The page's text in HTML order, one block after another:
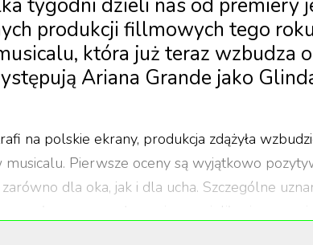
tygodni dzieli nas od premiery
produkcji fillmowych tego
która już teraz wzbudza
Ariana Grande jako
na polskie ekrany, produkcja zdążyła
Pierwsze oceny są wyjątkowo
dla oka, jak i dla ucha. Szczególne
z pełnym zaangażowaniem wcieliły się w